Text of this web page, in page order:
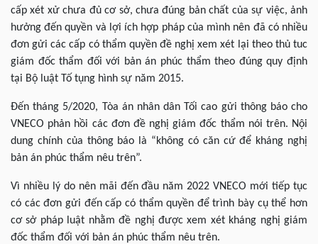
cấp xét xử chưa đủ cơ sở, chưa đúng bản chất của sự việc, ảnh
hưởng đến quyền và lợi ích hợp pháp của mình nên đã có nhiều
đơn gửi các cấp có thẩm quyền đề nghị xem xét lại theo thủ tuc
giám đốc thẩm đối với bản án phúc thẩm theo đúng quy định
tại Bộ luật Tố tụng hình sự năm 2015.
Đến tháng 5/2020, Tòa án nhân dân Tối cao gửi thông báo cho
VNECO phản hồi các đơn đề nghị giám đốc thẩm nói trên. Nội
dung chính của thông báo là “không có căn cứ để kháng nghị
bản án phúc thẩm nêu trên”.
Vì nhiều lý do nên mãi đến đầu năm 2022 VNECO mới tiếp tục
có các đơn gửi đến cấp có thẩm quyền để trình bày cụ thể hơn
cơ sở pháp luật nhằm đề nghị được xem xét kháng nghị giám
đốc thẩm đối với bản án phúc thẩm nêu trên.